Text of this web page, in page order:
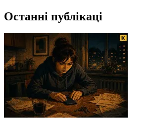
Останні публікаці